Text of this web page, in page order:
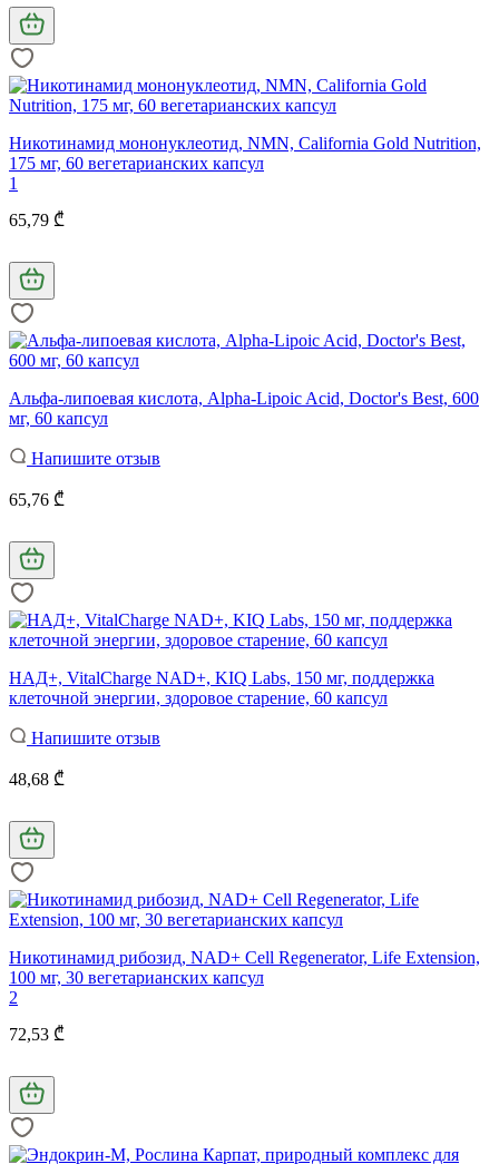
Никотинамид мононуклеотид, NMN, California Gold Nutrition,
175 мг, 60 вегетарианских капсул
1
65,79 ₾
Альфа-липоевая кислота, Alpha-Lipoic Acid, Doctor's Best, 600
мг, 60 капсул
Напишите отзыв
65,76 ₾
НАД+, VitalCharge NAD+, KIQ Labs, 150 мг, поддержка
клеточной энергии, здоровое старение, 60 капсул
Напишите отзыв
48,68 ₾
Никотинамид рибозид, NAD+ Cell Regenerator, Life Extension,
100 мг, 30 вегетарианских капсул
2
72,53 ₾